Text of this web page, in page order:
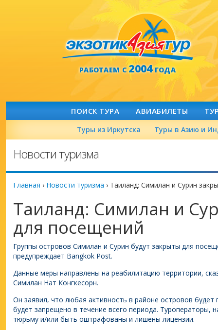
РАБОТАЕМ С2004ГОДА
ПОИСК ТУРА АВИАБИЛЕТЫ
Туры из Иркутска Туры в Азию и
Новости туризма
Главная › Новости туризма › Таиланд: Симилан и Сурин
Таиланд: Симилан и
для посещений
Группы островов Симилан и Сурин будут закрыты для
предупреждает Bangkok Post.
Данные меры направлены на реабилитацию территории,
Симилан Нат Конгкесорн.
Он заявил, что любая активность в районе островов
будет запрещено в течение всего периода. Туроператоры,
тюрьму и/или быть оштрафованы и лишены лицензии.